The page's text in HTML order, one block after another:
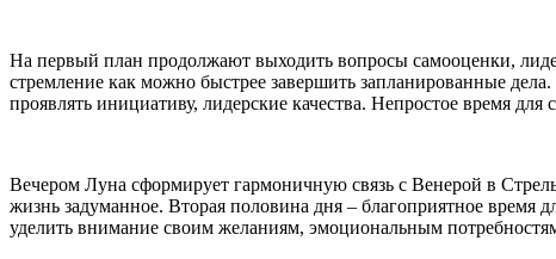
На первый план продолжают выходить вопросы самооценки,
стремление как можно быстрее завершить запланированные
проявлять инициативу, лидерские качества. Непростое время
Вечером Луна сформирует гармоничную связь с Венерой в
жизнь задуманное. Вторая половина дня – благоприятное
уделить внимание своим желаниям, эмоциональным